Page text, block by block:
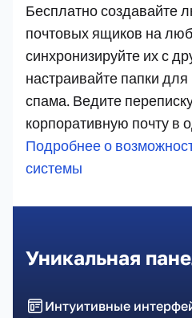
Бесплатно создавайте
почтовых ящиков на
синхронизируйте их с
настраивайте папки
спама. Ведите
корпоративную почту в
Подробнее о
системы
Уникальная
Интуитивные